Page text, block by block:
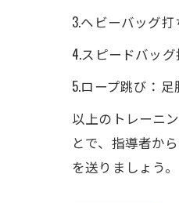
3.ヘビーバッグ
4.スピードバッ
5.ロープ跳び：
以上のトレーニ
とで、指導者か
を送りましょう。